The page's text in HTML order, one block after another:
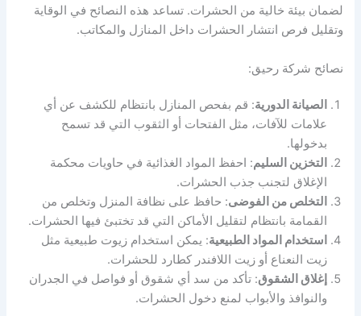
لضمان بيئة خالية من الحشرات. تساعد هذه النصائح في الوقاية
وتقليل فرص انتشار الحشرات داخل المنازل والمكاتب.
نصائح شركة رحيق:
الصيانة الدورية: قم بفحص المنازل بانتظام للكشف عن أي
علامات للآفات، مثل الفتحات أو الثقوب التي قد تسمح
بدخولها.
التخزين السليم: احفظ المواد الغذائية في حاويات محكمة
الإغلاق لتجنب جذب الحشرات.
التخلص من الفوضى: حافظ على نظافة المنزل وتخلص من
القمامة بانتظام لتقليل الأماكن التي قد تختبئ فيها الحشرات.
استخدام المواد الطبيعية: يمكن استخدام زيوت طبيعية مثل
زيت النعناع أو زيت اللافندر كطارد للحشرات.
إغلاق الشقوق: تأكد من سد أي شقوق أو فواصل في الجدران
والنوافذ والأبواب لمنع دخول الحشرات.